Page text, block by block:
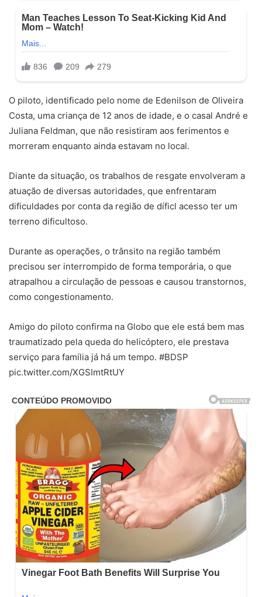
O piloto, identificado pelo nome de Edenilson de Oliveira
Costa, uma criança de 12 anos de idade, e o casal André e
Juliana Feldman, que não resistiram aos ferimentos e
morreram enquanto ainda estavam no local.
Diante da situação, os trabalhos de resgate envolveram a
atuação de diversas autoridades, que enfrentaram
dificuldades por conta da região de díficl acesso ter um
terreno dificultoso.
Durante as operações, o trânsito na região também
precisou ser interrompido de forma temporária, o que
atrapalhou a circulação de pessoas e causou transtornos,
como congestionamento.
Amigo do piloto confirma na Globo que ele está bem mas
traumatizado pela queda do helicóptero, ele prestava
serviço para família já há um tempo. #BDSP
pic.twitter.com/XGSImtRtUY